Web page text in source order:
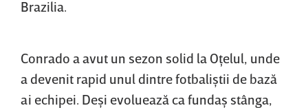
Brazilia.
Conrado a avut un sezon solid la Oţelul, unde
a devenit rapid unul dintre fotbaliştii de bază
ai echipei. Deşi evoluează ca fundaş stânga,